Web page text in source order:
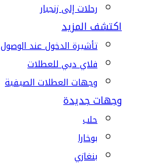
رحلات إلى زنجبار
اكتشف المزيد
تأشيرة الدخول عند الوصول
فلاي دبي للعطلات
وجهات العطلات الصيفية
وجهات جديدة
حلب
بوخارا
بنغازي